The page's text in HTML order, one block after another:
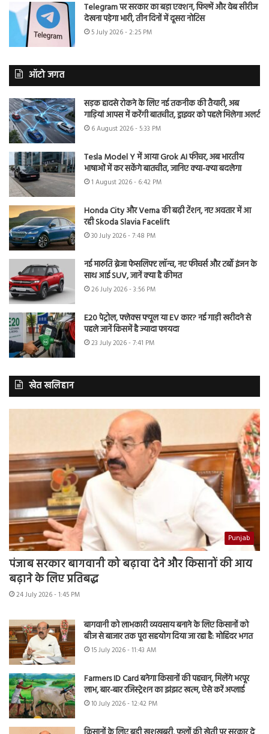
Telegram पर सरकार का बड़ा एक्शन, फिल्में और वेब सीरीज
देखना पड़ेगा भारी, तीन दिनों में दूसरा नोटिस
5 July 2026 - 2:25 PM
ऑटो जगत
सड़क हादसे रोकने के लिए नई तकनीक की तैयारी, अब
गाड़ियां आपस में करेंगी बातचीत, ड्राइवर को पहले मिलेगा अलर्ट
6 August 2026 - 5:33 PM
Tesla Model Y में आया Grok AI फीचर, अब भारतीय
भाषाओं में कर सकेंगे बातचीत, जानिए क्या-क्या बदलेगा
1 August 2026 - 6:42 PM
Honda City और Verna की बढ़ी टेंशन, नए अवतार में आ
रही Skoda Slavia Facelift
30 July 2026 - 7:48 PM
नई मारुति ब्रेजा फेसलिफ्ट लॉन्च, नए फीचर्स और टर्बो इंजन के
साथ आई SUV, जानें क्या है कीमत
26 July 2026 - 3:56 PM
E20 पेट्रोल, फ्लेक्स फ्यूल या EV कार? नई गाड़ी खरीदने से
पहले जानें किसमें है ज्यादा फायदा
23 July 2026 - 7:41 PM
खेत खलिहान
Punjab
पंजाब सरकार बागवानी को बढ़ावा देने और किसानों की आय
बढ़ाने के लिए प्रतिबद्ध
24 July 2026 - 1:45 PM
बागवानी को लाभकारी व्यवसाय बनाने के लिए किसानों को
बीज से बाजार तक पूरा सहयोग दिया जा रहा है: मोहिंदर भगत
15 July 2026 - 11:43 AM
Farmers ID Card बनेगा किसानों की पहचान, मिलेंगे भरपूर
लाभ, बार-बार रजिस्ट्रेशन का झंझट खत्म, ऐसे करें अप्लाई
10 July 2026 - 12:42 PM